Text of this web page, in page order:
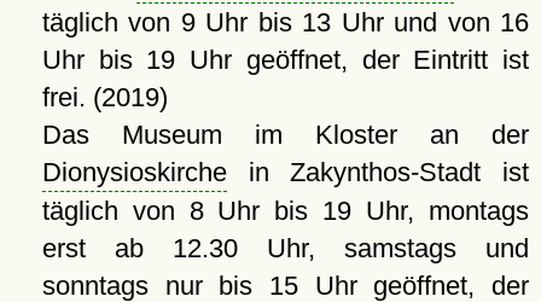
täglich von 9 Uhr bis 13 Uhr und von 16
Uhr bis 19 Uhr geöffnet, der Eintritt ist
frei. (2019)
Das Museum im Kloster an der
Dionysioskirchein Zakynthos-Stadt ist
täglich von 8 Uhr bis 19 Uhr, montags
erst ab 12.30 Uhr, samstags und
sonntags nur bis 15 Uhr geöffnet, der